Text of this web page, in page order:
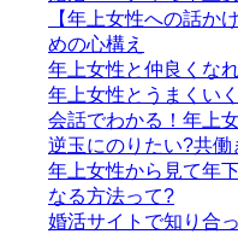
【年上女性への話か
めの心構え
年上女性と仲良くな
年上女性とうまくい
会話でわかる！年上
逆玉にのりたい?共働
年上女性から見て年
なる方法って?
婚活サイトで知り合